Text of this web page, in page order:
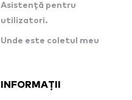
Asistență pentru
utilizatori.
Unde este coletul meu
INFORMAȚII